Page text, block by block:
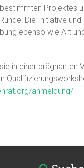
Projektes
Die Initiative
ebenso wie Art
in einer prägnanten
anmeldung/